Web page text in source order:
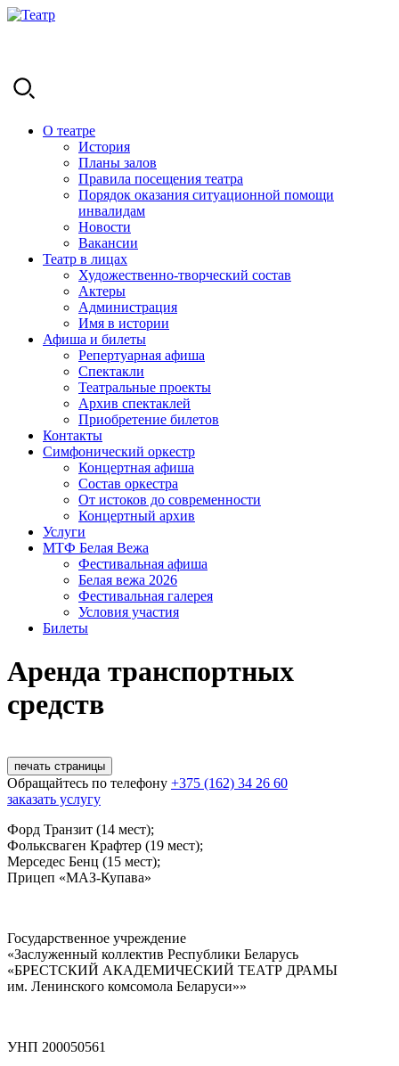
О театре
История
Планы залов
Правила посещения театра
Порядок оказания ситуационной помощи
инвалидам
Новости
Вакансии
Театр в лицах
Художественно-творческий состав
Актеры
Администрация
Имя в истории
Афиша и билеты
Репертуарная афиша
Спектакли
Театральные проекты
Архив спектаклей
Приобретение билетов
Контакты
Симфонический оркестр
Концертная афиша
Состав оркестра
От истоков до современ­ности
Концертный архив
Услуги
МТФ Белая Вежа
Фестивальная афиша
Белая вежа 2026
Фестивальная галерея
Условия участия
Билеты
Аренда транспортных
средств
печать страницы
Обращайтесь по телефону +375 (162) 34 26 60
заказать услугу
Форд Транзит (14 мест);
Фольксваген Крафтер (19 мест);
Мерседес Бенц (15 мест);
Прицеп «МАЗ-Купава»
Государственное учреждение
«Заслуженный коллектив Республики Беларусь
«БРЕСТСКИЙ АКАДЕМИЧЕСКИЙ ТЕАТР ДРАМЫ
им. Ленинского комсомола Беларуси»»
УНП 200050561